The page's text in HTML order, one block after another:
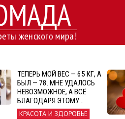
женского мира!
ТЕПЕРЬ МОЙ ВЕС — 65 КГ, А
БЫЛ — 78. МНЕ УДАЛОСЬ
НЕВОЗМОЖНОЕ, А ВСЁ
БЛАГОДАРЯ ЭТОМУ…
КРАСОТА И ЗДОРОВЬЕ